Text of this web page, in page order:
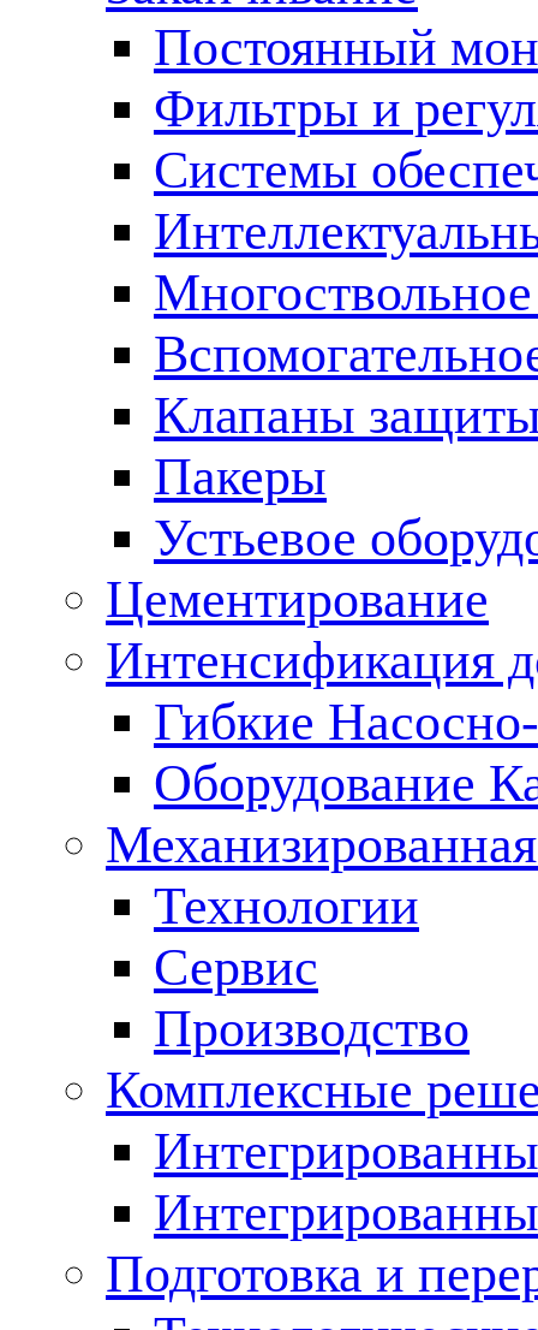
Постоянный
Фильтры и
Cистемы
Клапаны
Пакеры
Устьевое
Цементирование
Интенсификация
Гибкие
Оборудование
Технологии
Сервис
Производство
Комплексные
Подготовка и